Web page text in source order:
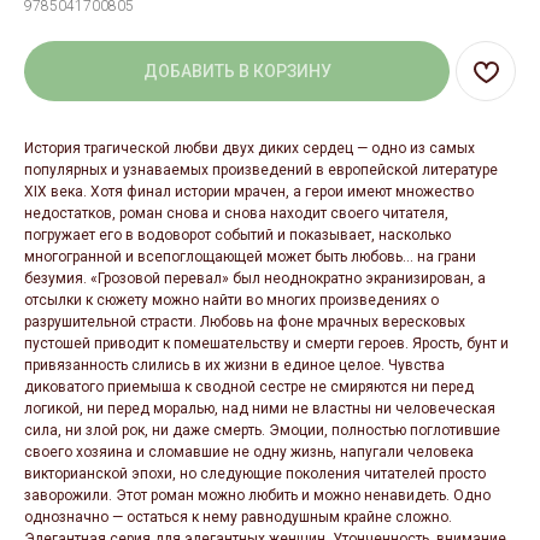
9785041700805
ДОБАВИТЬ В КОРЗИНУ
История трагической любви двух диких сердец — одно из самых
популярных и узнаваемых произведений в европейской литературе
XIX века. Хотя финал истории мрачен, а герои имеют множество
недостатков, роман снова и снова находит своего читателя,
погружает его в водоворот событий и показывает, насколько
многогранной и всепоглощающей может быть любовь… на грани
безумия. «Грозовой перевал» был неоднократно экранизирован, а
отсылки к сюжету можно найти во многих произведениях о
разрушительной страсти. Любовь на фоне мрачных вересковых
пустошей приводит к помешательству и смерти героев. Ярость, бунт и
привязанность слились в их жизни в единое целое. Чувства
диковатого приемыша к сводной сестре не смиряются ни перед
логикой, ни перед моралью, над ними не властны ни человеческая
сила, ни злой рок, ни даже смерть. Эмоции, полностью поглотившие
своего хозяина и сломавшие не одну жизнь, напугали человека
викторианской эпохи, но следующие поколения читателей просто
заворожили. Этот роман можно любить и можно ненавидеть. Одно
однозначно — остаться к нему равнодушным крайне сложно.